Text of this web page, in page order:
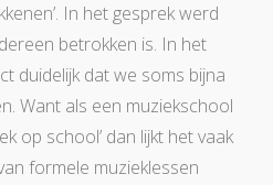
In het gesprek werd
betrokken is. In het
duidelijk dat we soms bijna
Want als een muziekschool
op school’ dan lijkt het vaak
formele muzieklessen